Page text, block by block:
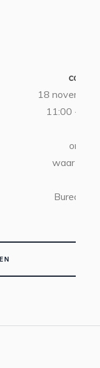
18 november
11:00 -
online
waar u
Bureau